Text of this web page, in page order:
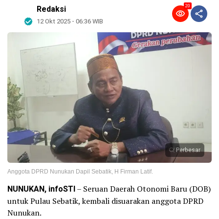
Redaksi
12 Okt 2025 - 06:36 WIB
20
Perbesar
Anggota DPRD Nunukan Dapil Sebatik, H Firman Latif.
NUNUKAN, infoSTI– Seruan Daerah Otonomi Baru (DOB)
untuk Pulau Sebatik, kembali disuarakan anggota DPRD
Nunukan.